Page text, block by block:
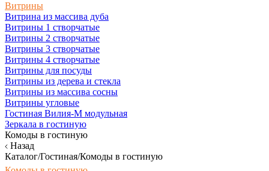
Витрины
Витрина из массива дуба
Витрины 1 створчатые
Витрины 2 створчатые
Витрины 3 створчатые
Витрины 4 створчатые
Витрины для посуды
Витрины из дерева и стекла
Витрины из массива сосны
Витрины угловые
Гостиная Вилия-М модульная
Зеркала в гостиную
Комоды в гостиную
Назад
Каталог/Гостиная/Комоды в гостиную